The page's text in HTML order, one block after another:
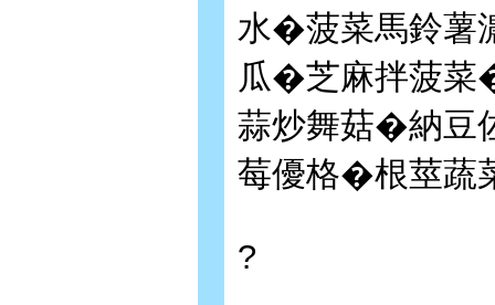
水�菠菜馬鈴薯
瓜�芝麻拌菠
蒜炒舞菇�納豆
莓優格�根莖蔬
?